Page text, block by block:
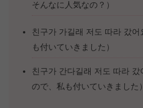
そんなに人気なの？）
친구가 가길래 저도 따라 갔
も付いていきました）
친구가 간다길래 저도 따라 갔
ので、私も付いていきました）